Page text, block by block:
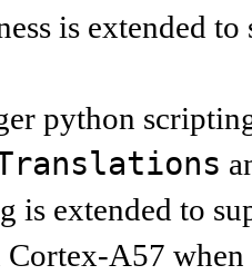
is extended
python
is extended to
Cortex-A57